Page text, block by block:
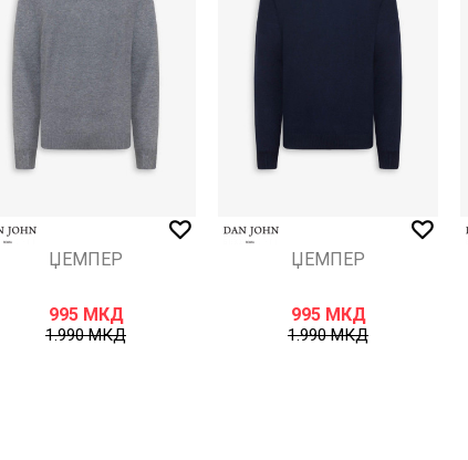
ЏЕМПЕР
995 МКД
1.990МКД
ЏЕМПЕР
995 МКД
1.990МКД